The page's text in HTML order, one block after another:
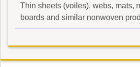
Thin sheets (voiles), webs, mats,
boards and similar nonwoven